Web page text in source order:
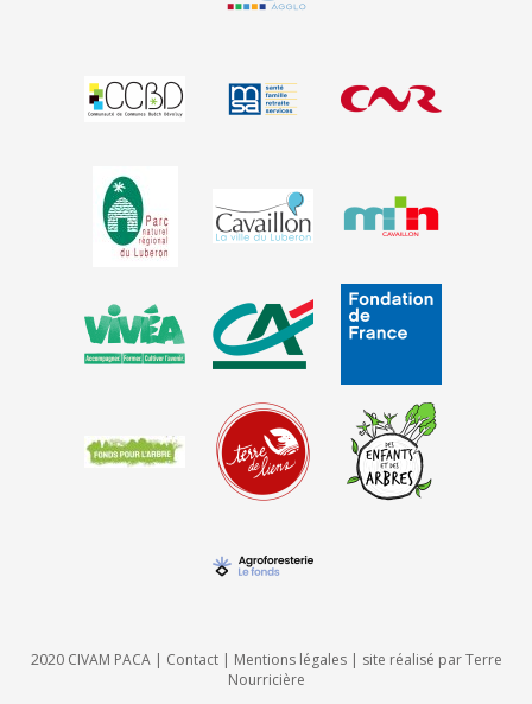
2020 CIVAM PACA | Contact| Mentions légales| site réalisé parTerre
Nourricière